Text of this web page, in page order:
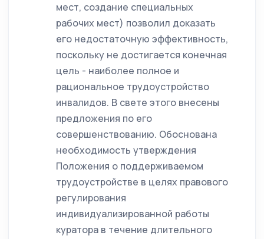
мест, создание специальных
рабочих мест) позволил доказать
его недостаточную эффективность,
поскольку не достигается конечная
цель - наиболее полное и
рациональное трудоустройство
инвалидов. В свете этого внесены
предложения по его
совершенствованию. Обоснована
необходимость утверждения
Положения о поддерживаемом
трудоустройстве в целях правового
регулирования
индивидуализированной работы
куратора в течение длительного